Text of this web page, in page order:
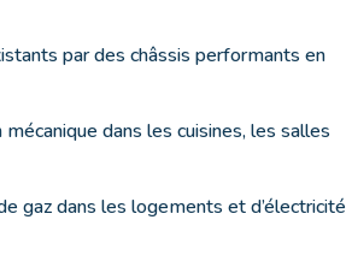
par des châssis performants en
dans les cuisines, les salles
gaz dans les logements et d’électricité